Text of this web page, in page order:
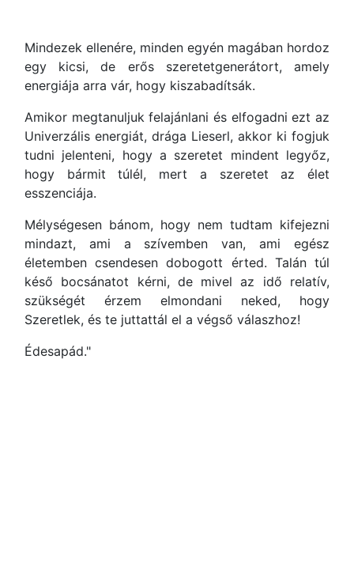
Mindezek ellenére, minden egyén magában hordoz
egy kicsi, de erős szeretetgenerátort, amely
energiája arra vár, hogy kiszabadítsák.
Amikor megtanuljuk felajánlani és elfogadni ezt az
Univerzális energiát, drága Lieserl, akkor ki fogjuk
tudni jelenteni, hogy a szeretet mindent legyőz,
hogy bármit túlél, mert a szeretet az élet
esszenciája.
Mélységesen bánom, hogy nem tudtam kifejezni
mindazt, ami a szívemben van, ami egész
életemben csendesen dobogott érted. Talán túl
késő bocsánatot kérni, de mivel az idő relatív,
szükségét érzem elmondani neked, hogy
Szeretlek, és te juttattál el a végső válaszhoz!
Édesapád."